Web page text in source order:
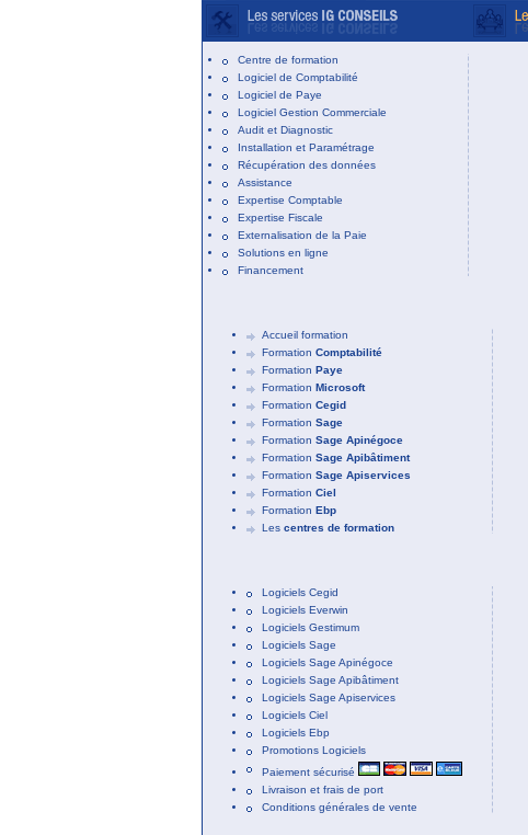
Centre de formation
Logiciel de Comptabilité
Logiciel de Paye
Logiciel Gestion Commerciale
Audit et Diagnostic
Installation et Paramétrage
Récupération des données
Assistance
Expertise Comptable
Expertise Fiscale
Externalisation de la Paie
Solutions en ligne
Financement
Accueil formation
Formation Comptabilité
Formation Paye
Formation Microsoft
Formation Cegid
Formation Sage
Formation Sage Apinégoce
Formation Sage Apibâtiment
Formation Sage Apiservices
Formation Ciel
Formation Ebp
Les centres de formation
Logiciels Cegid
Logiciels Everwin
Logiciels Gestimum
Logiciels Sage
Logiciels Sage Apinégoce
Logiciels Sage Apibâtiment
Logiciels Sage Apiservices
Logiciels Ciel
Logiciels Ebp
Promotions Logiciels
Paiement sécurisé
Livraison et frais de port
Conditions générales de vente